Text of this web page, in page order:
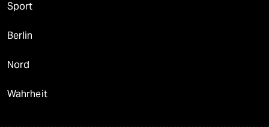
Sport
Berlin
Nord
Wahrheit